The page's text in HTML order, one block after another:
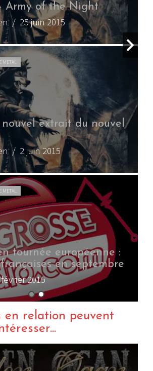
Army of the Night
/ 25 juin 2015
METAL
nouvel extrait du nouvel
/ 2 juin 2015
METAL
tournée européenne :
en septembre
2015
en relation peuvent